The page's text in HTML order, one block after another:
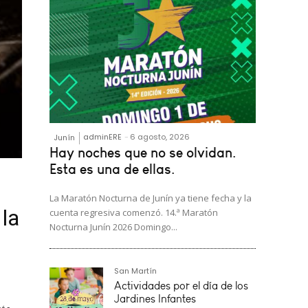
Junín adminERE - 6 agosto, 2026
Hay noches que no se olvidan.
Esta es una de ellas.
La Maratón Nocturna de Junín ya tiene fecha y la
cuenta regresiva comenzó. 14.ª Maratón
Nocturna Junín 2026 Domingo...
San Martín
Actividades por el día de los
Jardines Infantes